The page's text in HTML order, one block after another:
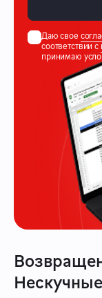
Даю свое
соответствии с
принимаю
Нескучные